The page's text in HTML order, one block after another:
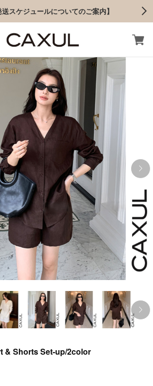
送スケジュールについてのご案内】
& Shorts Set-up/2color